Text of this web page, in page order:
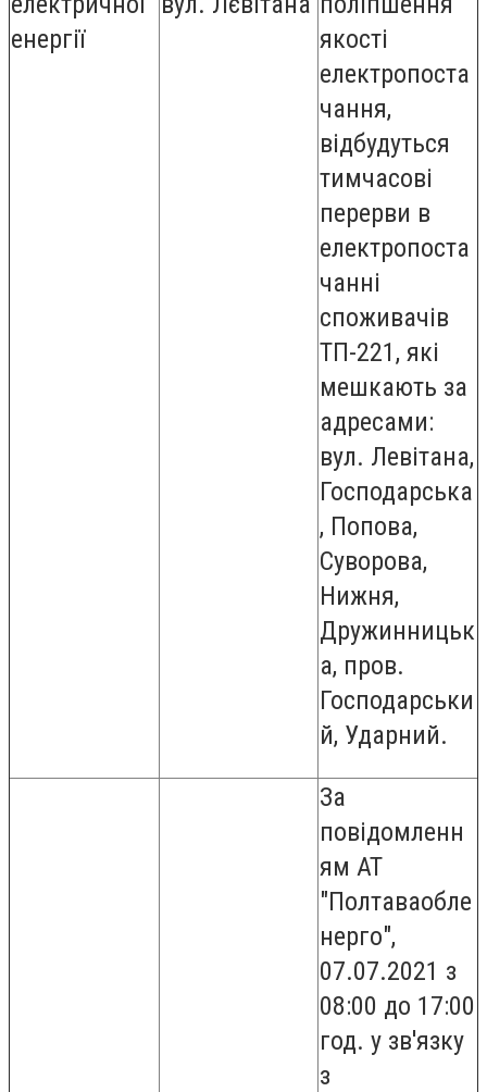
енергії
якості
електропоста
чання,
відбудуться
тимчасові
перерви в
електропоста
чанні
споживачів
ТП-221, які
мешкають за
адресами:
вул. Левітана,
Господарська
, Попова,
Суворова,
Нижня,
Дружинницьк
а, пров.
Господарськи
й, Ударний.
За
повідомленн
ям АТ
"Полтаваобле
нерго",
07.07.2021 з
08:00 до 17:00
год. у зв'язку
з